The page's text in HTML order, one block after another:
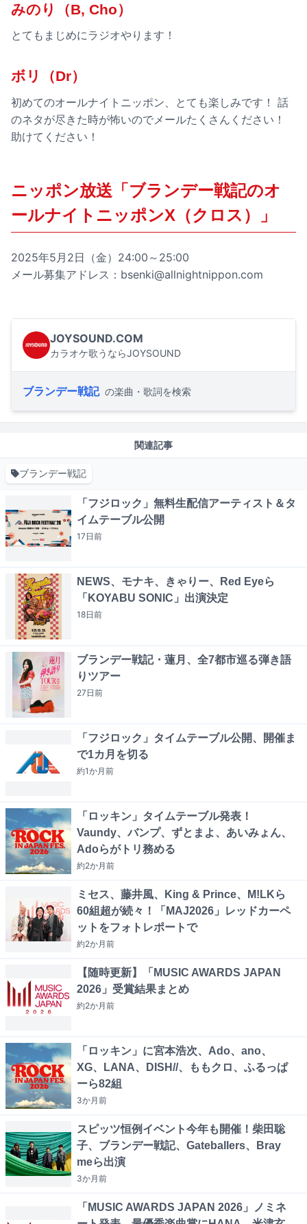
みのり（B, Cho）
とてもまじめにラジオやります！
ボリ（Dr）
初めてのオールナイトニッポン、とても楽しみです！ 話
のネタが尽きた時が怖いのでメールたくさんください！
助けてください！
ニッポン放送「ブランデー戦記のオ
ールナイトニッポンX（クロス）」
2025年5月2日（金）24:00～25:00
メール募集アドレス：bsenki@allnightnippon.com
JOYSOUND.COM
カラオケ歌うならJOYSOUND
ブランデー戦記 の楽曲・歌詞を検索
関連記事
ブランデー戦記
「フジロック」無料生配信アーティスト＆タ
イムテーブル公開
17日前
NEWS、モナキ、きゃりー、Red Eyeら
「KOYABU SONIC」出演決定
18日前
ブランデー戦記・蓮月、全7都市巡る弾き語
りツアー
27日前
「フジロック」タイムテーブル公開、開催ま
で1カ月を切る
約1か月前
「ロッキン」タイムテーブル発表！
Vaundy、バンプ、ずとまよ、あいみょん、
Adoらがトリ務める
約2か月前
ミセス、藤井風、King & Prince、M!LKら
60組超が続々！「MAJ2026」レッドカーペ
ットをフォトレポートで
約2か月前
【随時更新】「MUSIC AWARDS JAPAN
2026」受賞結果まとめ
約2か月前
「ロッキン」に宮本浩次、Ado、ano、
XG、LANA、DISH//、ももクロ、ふるっぱ
ーら82組
3か月前
スピッツ恒例イベント今年も開催！柴田聡
子、ブランデー戦記、Gateballers、Bray
meら出演
3か月前
「MUSIC AWARDS JAPAN 2026」ノミネ